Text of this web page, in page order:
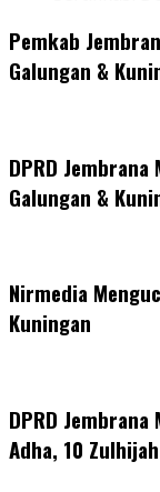
Pemkab
Galungan &
DPRD
Galungan &
Nirmedia
Kuningan
DPRD
Adha, 10